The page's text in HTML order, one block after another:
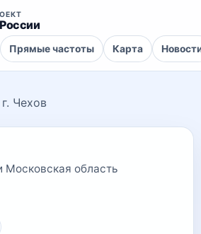
Прямые частоты Карта
г. Чехов
Московская область